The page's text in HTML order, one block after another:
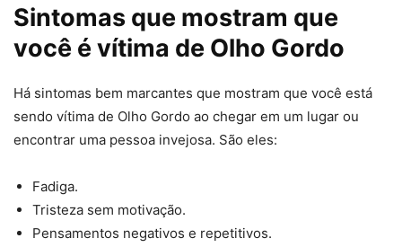
Sintomas que mostram que
você é vítima de Olho Gordo
Há sintomas bem marcantes que mostram que você está
sendo vítima de Olho Gordo ao chegar em um lugar ou
encontrar uma pessoa invejosa. São eles:
Fadiga.
Tristeza sem motivação.
Pensamentos negativos e repetitivos.